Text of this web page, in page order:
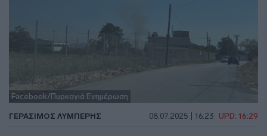
Facebook/Πυρκαγιά Ενημέρωση
ΓΕΡΆΣΙΜΟΣ ΛΥΜΠΈΡΗΣ 08.07.2025 | 16:23 UPD: 16:29